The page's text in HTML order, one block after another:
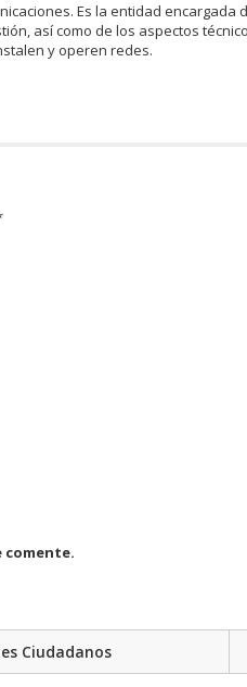
Es la entidad encargada
así como de los aspectos
y operen redes.
comente.
Ciudadanos